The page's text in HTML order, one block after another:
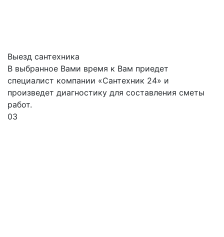
Выезд сантехника
В выбранное Вами время к Вам приедет
специалист компании «Сантехник 24» и
произведет диагностику для составления сметы
работ.
03